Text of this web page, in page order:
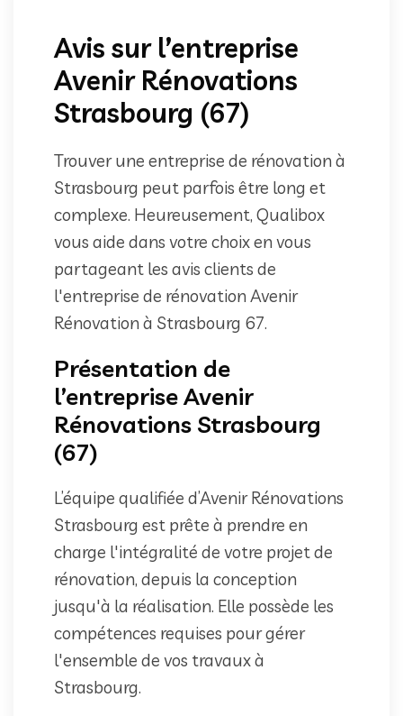
Avis sur l’entreprise
Avenir Rénovations
Strasbourg (67)
Trouver une entreprise de rénovation à
Strasbourg peut parfois être long et
complexe. Heureusement, Qualibox
vous aide dans votre choix en vous
partageant les avis clients de
l'entreprise de rénovation Avenir
Rénovation à Strasbourg 67.
Présentation de
l’entreprise Avenir
Rénovations Strasbourg
(67)
L’équipe qualifiée d’Avenir Rénovations
Strasbourg est prête à prendre en
charge l'intégralité de votre projet de
rénovation, depuis la conception
jusqu'à la réalisation. Elle possède les
compétences requises pour gérer
l'ensemble de vos travaux à
Strasbourg.